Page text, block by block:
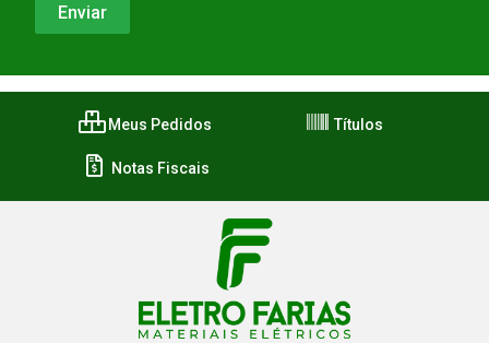
Meus Pedidos Títulos
Notas Fiscais